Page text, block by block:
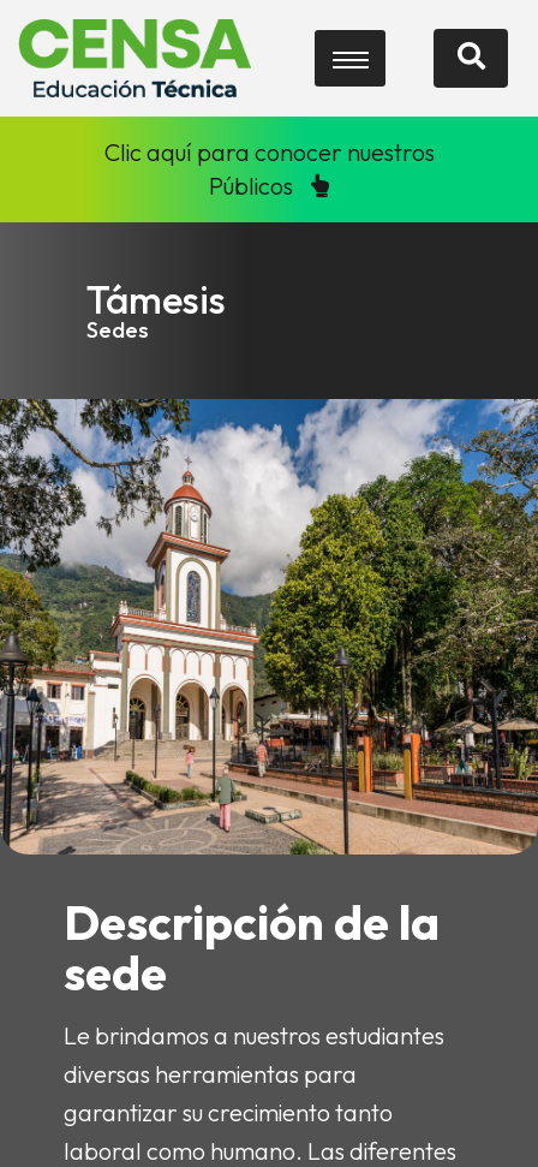
Clic aquí para conocer nuestros
Públicos
Támesis
Sedes
Descripción de la
sede
Le brindamos a nuestros estudiantes
diversas herramientas para
garantizar su crecimiento tanto
laboral como humano. Las diferentes